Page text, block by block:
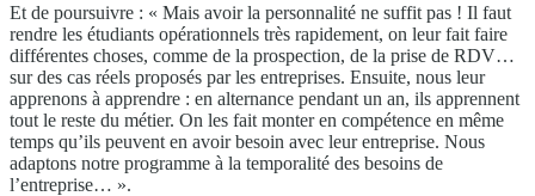
Et de poursuivre : « Mais avoir la personnalité ne suffit pas ! Il faut
rendre les étudiants opérationnels très rapidement, on leur fait faire
différentes choses, comme de la prospection, de la prise de RDV…
sur des cas réels proposés par les entreprises. Ensuite, nous leur
apprenons à apprendre : en alternance pendant un an, ils apprennent
tout le reste du métier. On les fait monter en compétence en même
temps qu’ils peuvent en avoir besoin avec leur entreprise. Nous
adaptons notre programme à la temporalité des besoins de
l’entreprise… ».